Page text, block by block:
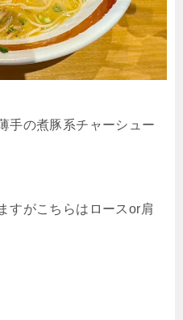
手の煮豚系チャーシュー
すがこちらはロースor肩